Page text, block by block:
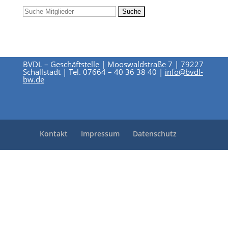
BVDL – Geschäftstelle | Mooswaldstraße 7 | 79227
Schallstadt | Tel. 07664 – 40 36 38 40 | info@bvdl-
bw.de
Kontakt Impressum Datenschutz